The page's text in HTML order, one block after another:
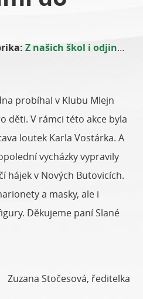
Z našich škol i odjinud
probíhal v Klubu Mlejn
děti. V rámci této akce byla
loutek Karla Vostárka. A
vycházky vypravily
hájek v Nových Butovicích.
a masky, ale i
Děkujeme paní Slané
Zuzana Stočesová, ředitelka